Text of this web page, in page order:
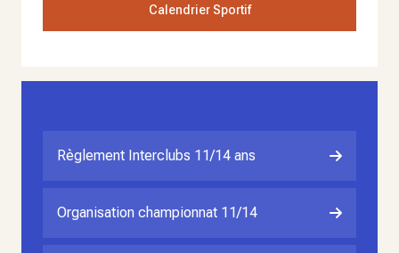
Calendrier Sportif
Règlement Interclubs 11/14 ans
Organisation championnat 11/14